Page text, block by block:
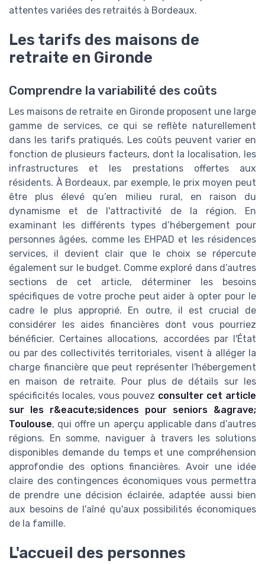
attentes variées des retraités à Bordeaux.
Les tarifs des maisons de
retraite en Gironde
Comprendre la variabilité des coûts
Les maisons de retraite en Gironde proposent une large
gamme de services, ce qui se reflète naturellement
dans les tarifs pratiqués. Les coûts peuvent varier en
fonction de plusieurs facteurs, dont la localisation, les
infrastructures et les prestations offertes aux
résidents. À Bordeaux, par exemple, le prix moyen peut
être plus élevé qu’en milieu rural, en raison du
dynamisme et de l'attractivité de la région. En
examinant les différents types d’hébergement pour
personnes âgées, comme les EHPAD et les résidences
services, il devient clair que le choix se répercute
également sur le budget. Comme exploré dans d’autres
sections de cet article, déterminer les besoins
spécifiques de votre proche peut aider à opter pour le
cadre le plus approprié. En outre, il est crucial de
considérer les aides financières dont vous pourriez
bénéficier. Certaines allocations, accordées par l'État
ou par des collectivités territoriales, visent à alléger la
charge financière que peut représenter l'hébergement
en maison de retraite. Pour plus de détails sur les
spécificités locales, vous pouvez consulter cet article
sur les r&eacute;sidences pour seniors &agrave;
Toulouse, qui offre un aperçu applicable dans d’autres
régions. En somme, naviguer à travers les solutions
disponibles demande du temps et une compréhension
approfondie des options financières. Avoir une idée
claire des contingences économiques vous permettra
de prendre une décision éclairée, adaptée aussi bien
aux besoins de l'aîné qu'aux possibilités économiques
de la famille.
L'accueil des personnes